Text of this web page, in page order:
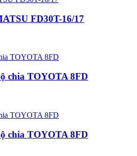
FD30T-16/17
chia TOYOTA 8FD
chia TOYOTA 8FD